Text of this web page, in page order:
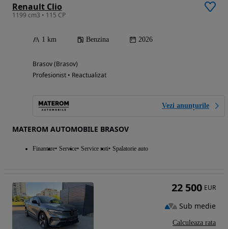
Renault Clio
1199 cm3 • 115 CP
1 km Benzina 2026
Brasov (Brasov)
Profesionist • Reactualizat
Vezi anunțurile
MATEROM AUTOMOBILE BRASOV
Finantare Service Service roti Spalatorie auto
22 500 EUR
Sub medie
Calculeaza rata